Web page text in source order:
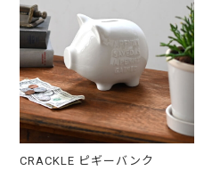
CRACKLE ピギーバンク